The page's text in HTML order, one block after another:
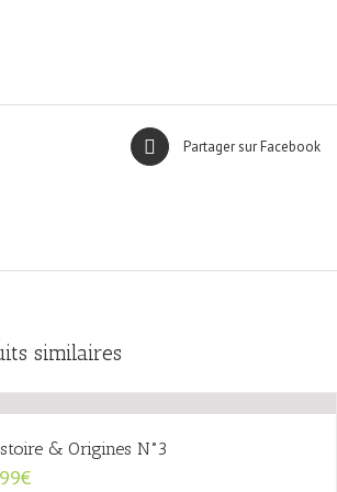
Partager sur Facebook
similaires
& Origines N°3
€